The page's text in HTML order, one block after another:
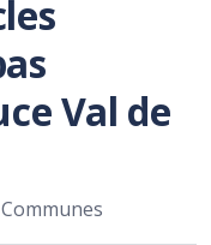
Val de